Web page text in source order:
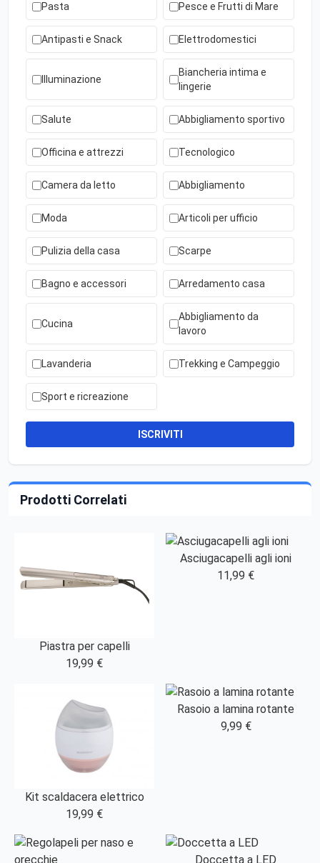
Pasta Pesce e Frutti di Mare
Antipasti e Snack Elettrodomestici
Illuminazione
Biancheria intima e
lingerie
Salute Abbigliamento sportivo
Officina e attrezzi Tecnologico
Camera da letto Abbigliamento
Moda Articoli per ufficio
Pulizia della casa Scarpe
Bagno e accessori Arredamento casa
Cucina
Abbigliamento da
lavoro
Lavanderia Trekking e Campeggio
Sport e ricreazione
ISCRIVITI
Prodotti Correlati
Piastra per capelli
19,99 €
Asciugacapelli agli ioni
11,99 €
Kit scaldacera elettrico
19,99 €
Rasoio a lamina rotante
9,99 €
Doccetta a LED